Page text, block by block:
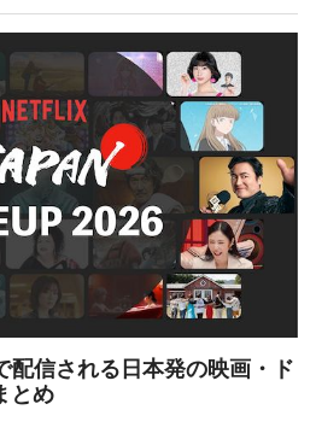
配信される日本発の映画・ド
とめ